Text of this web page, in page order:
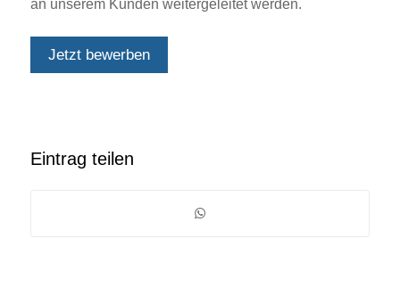
an unserem Kunden weitergeleitet werden.
Jetzt bewerben
Eintrag teilen